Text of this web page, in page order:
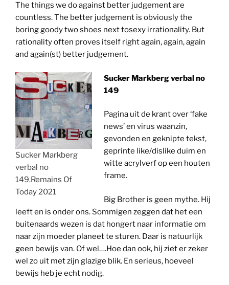
The things we do against better judgement are
countless. The better judgement is obviously the
boring goody two shoes next tosexy irrationality. But
rationality often proves itself right again, again, again
and again(st) better judgement.
Sucker Markberg
verbal no
149.Remains Of
Today 2021
Sucker Markberg verbal no
149
Pagina uit de krant over ‘fake
news’ en virus waanzin,
gevonden en geknipte tekst,
geprinte like/dislike duim en
witte acrylverf op een houten
frame.
Big Brother is geen mythe. Hij
leeft en is onder ons. Sommigen zeggen dat het een
buitenaards wezen is dat hongert naar informatie om
naar zijn moeder planeet te sturen. Daar is natuurlijk
geen bewijs van. Of wel….Hoe dan ook, hij ziet er zeker
wel zo uit met zijn glazige blik. En serieus, hoeveel
bewijs heb je echt nodig.